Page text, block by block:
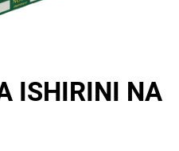
ISHIRINI NA